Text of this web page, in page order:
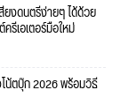
ยงดนตรีง่ายๆ ได้ด้วย
รีเอเตอร์มือใหม่
น้ตบุ๊ก 2026 พร้อมวิธี